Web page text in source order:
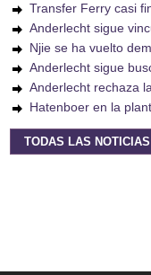
Transfer Ferry casi
Anderlecht sigue
Njie se ha vuelto
Anderlecht sigue
Anderlecht rechaza
Hatenboer en la
TODAS LAS